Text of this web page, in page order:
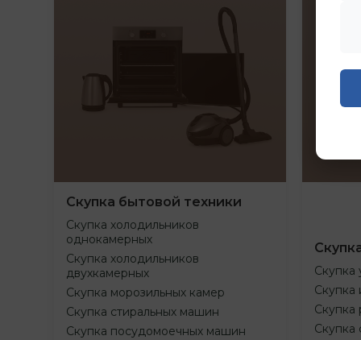
Скупка бытовой техники
Скупка холодильников
однокамерных
Скупка холодильников
двухкамерных
Скупка морозильных камер
Скупка стиральных машин
Скупка посудомоечных машин
Скупка
Скупка
Скупка
Скупка